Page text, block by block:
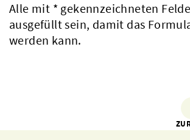
Alle mit * gekennzeichneten
ausgefüllt sein, damit das
werden kann.